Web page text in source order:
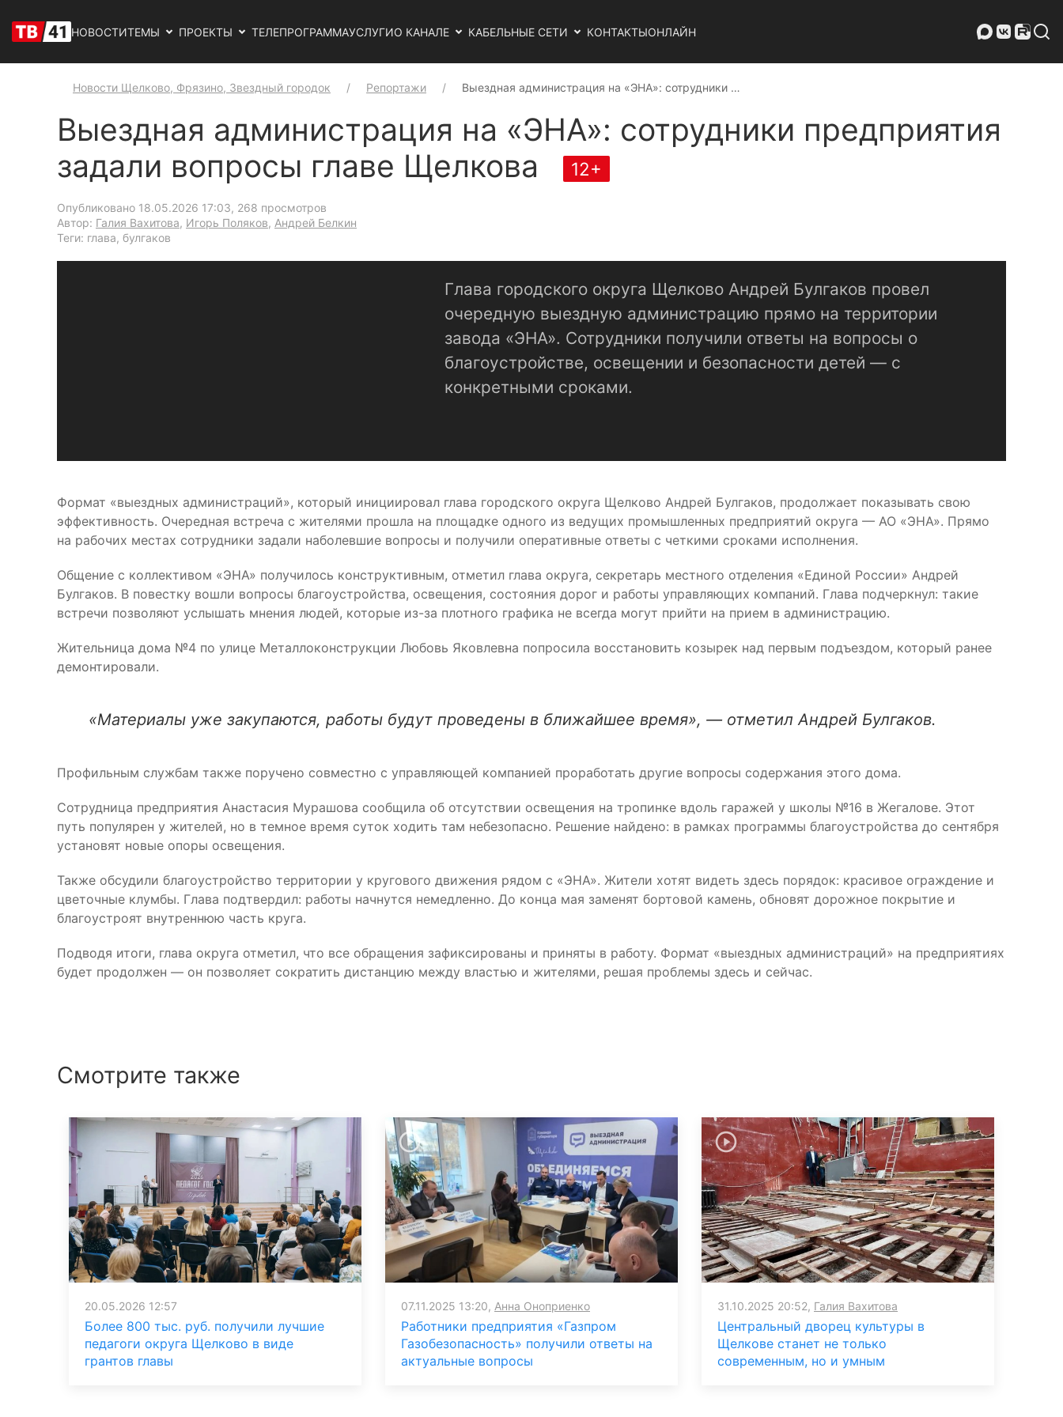
НОВОСТИТЕМЫ ПРОЕКТЫ ТЕЛЕПРОГРАММАУСЛУГИО КАНАЛЕ КАБЕЛЬНЫЕ СЕТИ КОНТАКТЫОНЛАЙН
Новости Щелково, Фрязино, Звездный городок Репортажи Выездная администрация на «ЭНА»: сотрудники …
Выездная администрация на «ЭНА»: сотрудники предприятия
задали вопросы главе Щелкова
12+
Опубликовано 18.05.2026 17:03, 268 просмотров
Автор: Галия Вахитова, Игорь Поляков, Андрей Белкин
Теги: глава, булгаков
Глава городского округа Щелково Андрей Булгаков провел
очередную выездную администрацию прямо на территории
завода «ЭНА». Сотрудники получили ответы на вопросы о
благоустройстве, освещении и безопасности детей — с
конкретными сроками.
Формат «выездных администраций», который инициировал глава городского округа Щелково Андрей Булгаков, продолжает показывать свою
эффективность. Очередная встреча с жителями прошла на площадке одного из ведущих промышленных предприятий округа — АО «ЭНА». Прямо
на рабочих местах сотрудники задали наболевшие вопросы и получили оперативные ответы с четкими сроками исполнения.
Общение с коллективом «ЭНА» получилось конструктивным, отметил глава округа, секретарь местного отделения «Единой России» Андрей
Булгаков. В повестку вошли вопросы благоустройства, освещения, состояния дорог и работы управляющих компаний. Глава подчеркнул: такие
встречи позволяют услышать мнения людей, которые из-за плотного графика не всегда могут прийти на прием в администрацию.
Жительница дома №4 по улице Металлоконструкции Любовь Яковлевна попросила восстановить козырек над первым подъездом, который ранее
демонтировали.
«Материалы уже закупаются, работы будут проведены в ближайшее время», — отметил Андрей Булгаков.
Профильным службам также поручено совместно с управляющей компанией проработать другие вопросы содержания этого дома.
Сотрудница предприятия Анастасия Мурашова сообщила об отсутствии освещения на тропинке вдоль гаражей у школы №16 в Жегалове. Этот
путь популярен у жителей, но в темное время суток ходить там небезопасно. Решение найдено: в рамках программы благоустройства до сентября
установят новые опоры освещения.
Также обсудили благоустройство территории у кругового движения рядом с «ЭНА». Жители хотят видеть здесь порядок: красивое ограждение и
цветочные клумбы. Глава подтвердил: работы начнутся немедленно. До конца мая заменят бортовой камень, обновят дорожное покрытие и
благоустроят внутреннюю часть круга.
Подводя итоги, глава округа отметил, что все обращения зафиксированы и приняты в работу. Формат «выездных администраций» на предприятиях
будет продолжен — он позволяет сократить дистанцию между властью и жителями, решая проблемы здесь и сейчас.
Смотрите также
20.05.2026 12:57
Более 800 тыс. руб. получили лучшие
педагоги округа Щелково в виде
грантов главы
07.11.2025 13:20, Анна Оноприенко
Работники предприятия «Газпром
Газобезопасность» получили ответы на
актуальные вопросы
31.10.2025 20:52, Галия Вахитова
Центральный дворец культуры в
Щелкове станет не только
современным, но и умным